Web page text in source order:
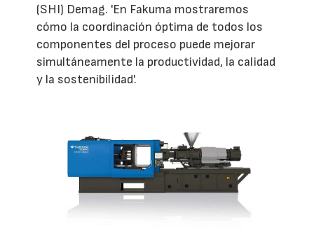
(SHI) Demag. 'En Fakuma mostraremos
cómo la coordinación óptima de todos los
componentes del proceso puede mejorar
simultáneamente la productividad, la calidad
y la sostenibilidad'.